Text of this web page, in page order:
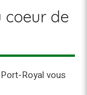
coeur de
Royal vous